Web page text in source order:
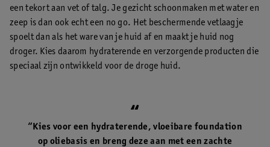
een tekort aan vet of talg. Je gezicht schoonmaken met water en
zeep is dan ook echt een no go. Het beschermende vetlaagje
spoelt dan als het ware van je huid af en maakt je huid nog
droger. Kies daarom hydraterende en verzorgende producten die
speciaal zijn ontwikkeld voor de droge huid.
“Kies voor een hydraterende, vloeibare foundation
op oliebasis en breng deze aan met een zachte